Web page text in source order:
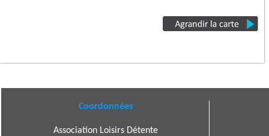
Coordonnées
Association Loisirs Détente